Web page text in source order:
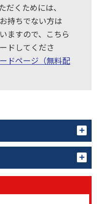
だくためには、
持ちでない方は
ますので、こちら
ドしてくださ
ドページ（無料配